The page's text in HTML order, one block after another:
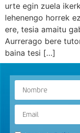
urte egin zuela
lehenengo horrek
ere, tesia amaitu
Aurrerago bere
baina tesi […]